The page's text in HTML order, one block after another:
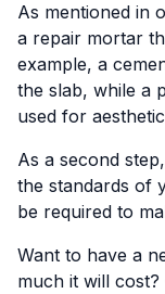
As mentioned in
a repair mortar
example, a
the slab, while a
used for
As a second
the standards of
be required to
Want to have a
much it will